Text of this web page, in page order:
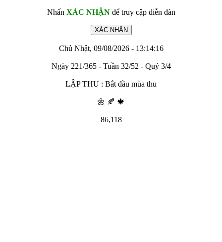
Nhấn XÁC NHẬNđể truy cập diễn đàn
Chủ Nhật, 09/08/2026 - 13:14:16
Ngày 221/365 - Tuần 32/52 - Quý 3/4
LẬP THU : Bắt đầu mùa thu
🌼 🍂 🍁
86,118